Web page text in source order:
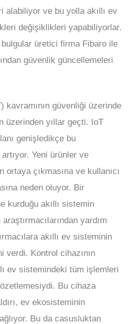
alabiliyor ve bu yolla akıllı ev
değişiklikleri yapabiliyorlar.
üretici firma Fibaro ile
güvenlik güncellemeleri
kavramının güvenliği üzerinde
üzerinden yıllar geçti. IoT
genişledikçe bu
Yeni ürünler ve
çıkmasına ve kullanıcı
neden oluyor. Bir
kurduğu akıllı sistemin
yardım
akıllı ev sisteminin
verdi. Kontrol cihazının
ev sistemindeki tüm işlemleri
Bu cihaza
ev ekosisteminin
Bu da casusluktan